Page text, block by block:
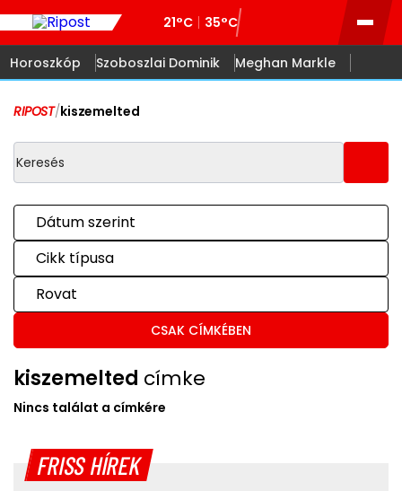
21°C 35°C
Horoszkóp Szoboszlai Dominik Meghan Markle
RIPOST/kiszemelted
Dátum szerint
Cikk típusa
Rovat
CSAK CÍMKÉBEN
kiszemelted címke
Nincs találat a címkére
FRISS HÍREK